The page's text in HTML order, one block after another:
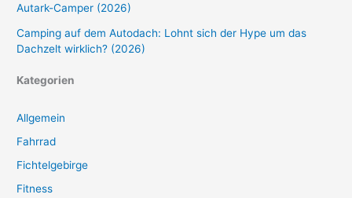
Autark-Camper (2026)
Camping auf dem Autodach: Lohnt sich der Hype um das
Dachzelt wirklich? (2026)
Kategorien
Allgemein
Fahrrad
Fichtelgebirge
Fitness